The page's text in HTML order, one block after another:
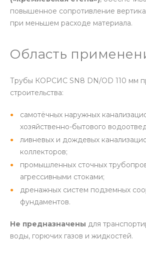
повышенное сопротивление
при меньшем расходе материала.
Область
Трубы КОРСИС SN8 DN/OD 110 мм
строительства:
самотёчных наружных
хозяйственно-бытового
ливневых и дождевых
коллекторов;
промышленных сточных
агрессивными стоками;
дренажных систем подземных
фундаментов.
Не предназначены для
воды, горючих газов и жидкостей.